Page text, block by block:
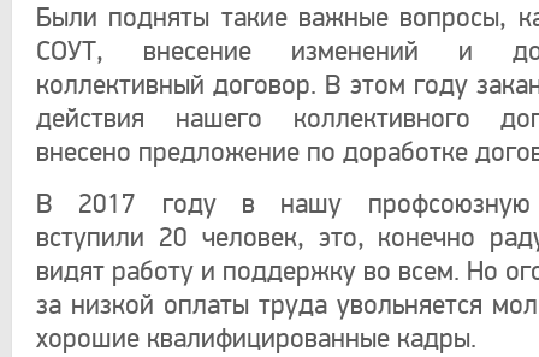
Были подняты такие важные вопросы,
СОУТ, внесение изменений и
коллективный договор. В этом году
действия нашего коллективного
внесено предложение по доработке
В 2017 году в нашу профсоюзную
вступили 20 человек, это, конечно
видят работу и поддержку во всем. Но
за низкой оплаты труда увольняется
хорошие квалифицированные кадры.